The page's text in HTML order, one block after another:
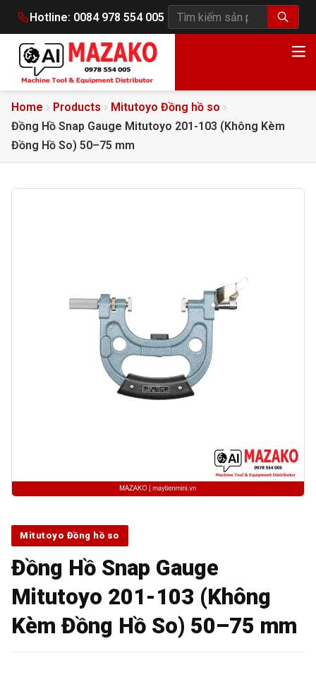
Hotline: 0084 978 554 005
Tìm kiếm sản phẩm
Home Products
Mitutoyo Đồng hồ so
Đồng Hồ Snap Gauge Mitutoyo 201-103 (Không Kèm
Đồng Hồ So) 50–75 mm
Mitutoyo Đồng hồ so
Đồng Hồ Snap Gauge
Mitutoyo 201-103 (Không
Kèm Đồng Hồ So) 50–75 mm